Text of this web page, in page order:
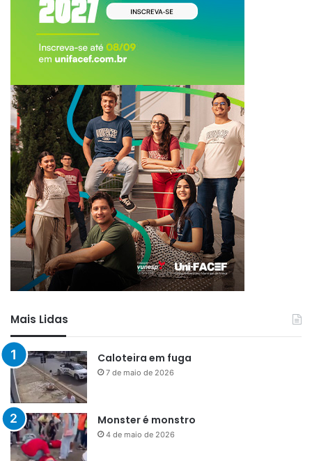
Mais Lidas
Caloteira em fuga
7 de maio de 2026
Monster é monstro
4 de maio de 2026